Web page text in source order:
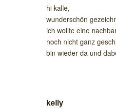
hi kalle,
wunderschön
ich wollte eine
noch nicht ganz
bin wieder da und
kelly